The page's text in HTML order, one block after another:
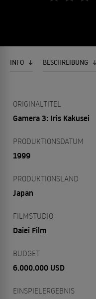
INFO BESCHREIBUNG
ORIGINALTITEL
Gamera 3: Iris Kakusei
PRODUKTIONSDATUM
1999
PRODUKTIONSLAND
Japan
FILMSTUDIO
Daiei Film
BUDGET
6.000.000 USD
EINSPIELERGEBNIS